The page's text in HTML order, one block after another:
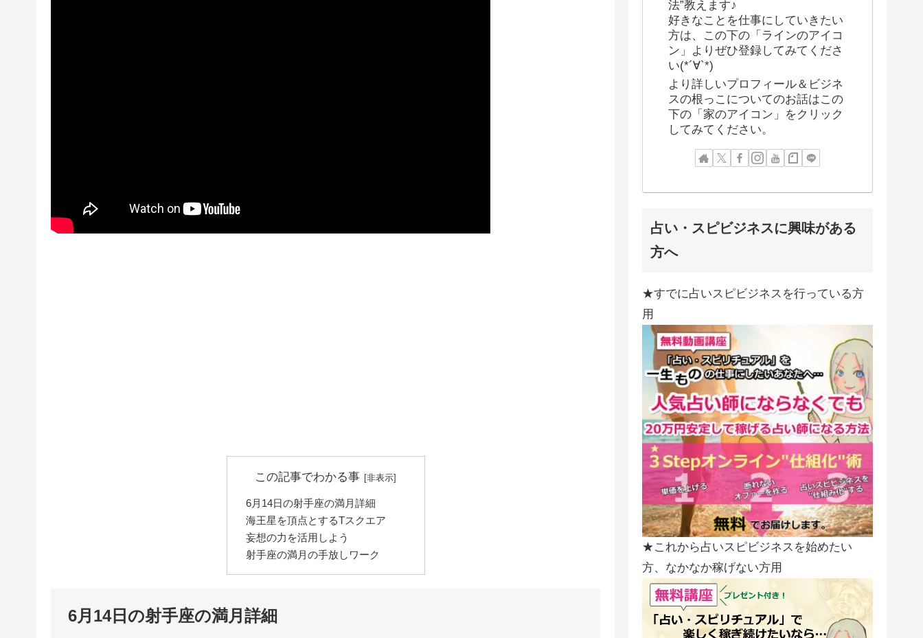
この記事でわかる事
6月14日の射手座の満月詳細
海王星を頂点とするTスクエア
妄想の力を活用しよう
射手座の満月の手放しワーク
6月14日の射手座の満月詳細
法”教えます♪
好きなことを仕事にしていきたい
方は、この下の「ラインのアイコ
ン」よりぜひ登録してみてくださ
い(*´∀`*)
より詳しいプロフィール＆ビジネ
スの根っこについてのお話はこの
下の「家のアイコン」をクリック
してみてください。
占い・スピビジネスに興味がある
方へ
★すでに占いスピビジネスを行っている方
用
★これから占いスピビジネスを始めたい
方、なかなか稼げない方用